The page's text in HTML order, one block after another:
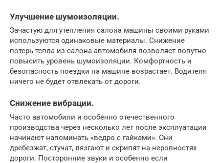
Улучшение шумоизоляции.
Зачастую для утепления салона машины своими руками
используются одинаковые материалы. Снижение
потерь тепла из салона автомобиля позволяет попутно
повысить уровень шумоизоляции. Комфортность и
безопасность поездки на машине возрастает. Водителя
ничего не будет отвлекать от дороги.
Снижение вибрации.
Часто автомобили и особенно отечественного
производства через несколько лет после эксплуатации
начинают напоминать «ведро с гайками». Они
дребезжат, стучат, лязгают и скрипят на неровностях
дороги. Посторонние звуки и особенно если